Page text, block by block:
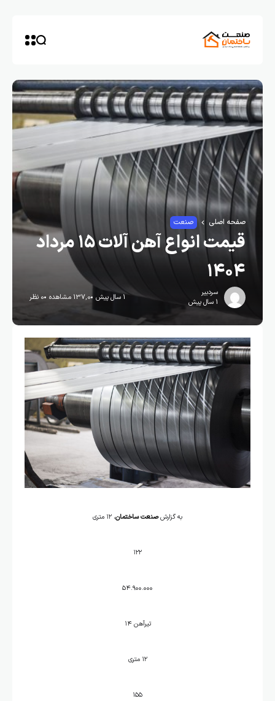
صفحه اصلی صنعت
قیمت انواع آهن آلات ۱۵ مرداد
۱۴۰۴
سردبیر
1 سال پیش
1 سال پیش 137,0 مشاهده 0 نظر
به گزارشصنعت ساختمان، ۱۲ متری
۱۲۲
۵۴.۹۰۰.۰۰۰
تیرآهن ۱۴
۱۲ متری
۱۵۵